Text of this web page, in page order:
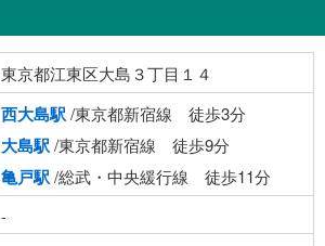
東京都江東区大島３丁目１４
西大島駅/東京都新宿線 徒歩3分
大島駅/東京都新宿線 徒歩9分
亀戸駅/総武・中央緩行線 徒歩11分
-